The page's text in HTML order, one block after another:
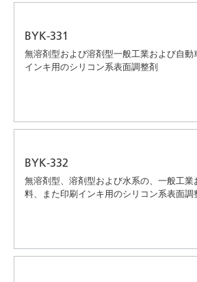
BYK-331
無溶剤型および溶剤型一般工業および自動
インキ用のシリコン系表面調整剤
BYK-332
無溶剤型、溶剤型および水系の、一般工業
料、また印刷インキ用のシリコン系表面調